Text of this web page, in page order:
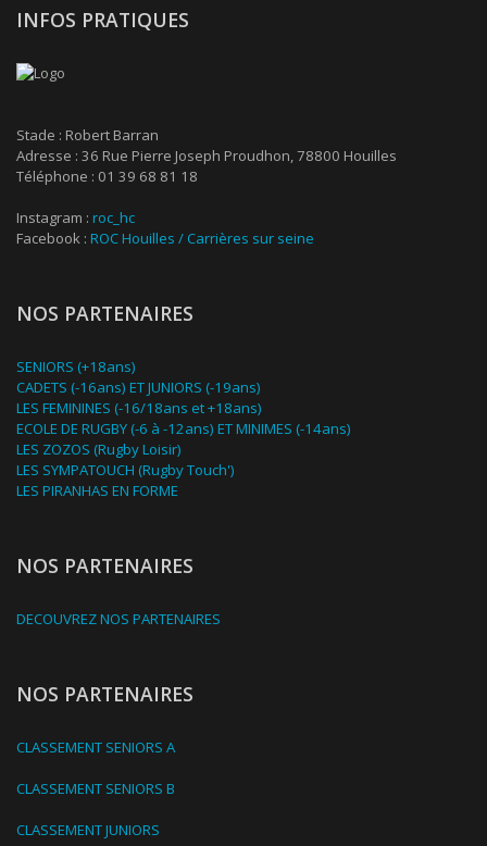
INFOS PRATIQUES
Stade : Robert Barran
Adresse : 36 Rue Pierre Joseph Proudhon, 78800 Houilles
Téléphone : 01 39 68 81 18
Instagram : roc_hc
Facebook : ROC Houilles / Carrières sur seine
NOS PARTENAIRES
SENIORS (+18ans)
CADETS (-16ans) ET JUNIORS (-19ans)
LES FEMININES (-16/18ans et +18ans)
ECOLE DE RUGBY (-6 à -12ans) ET MINIMES (-14ans)
LES ZOZOS (Rugby Loisir)
LES SYMPATOUCH (Rugby Touch')
LES PIRANHAS EN FORME
NOS PARTENAIRES
DECOUVREZ NOS PARTENAIRES
NOS PARTENAIRES
CLASSEMENT SENIORS A
CLASSEMENT SENIORS B
CLASSEMENT JUNIORS